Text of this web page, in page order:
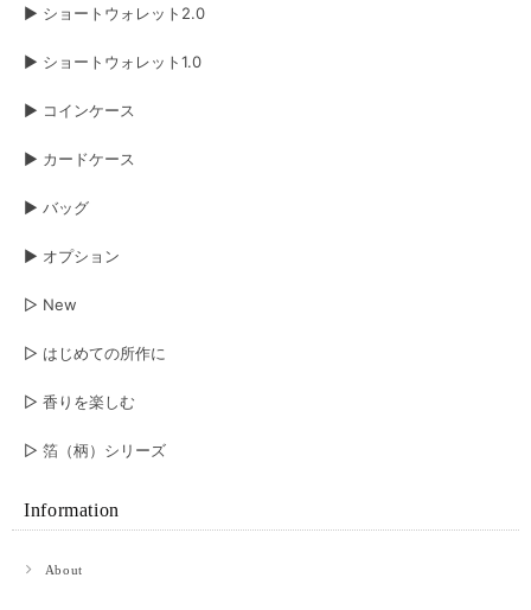
2026/06/15
注文の翌日に手元に届きました。すぐに使いたかったのでこれはとても嬉し
きます
です。 お財布ももちろん良いのですが、梱包がとても素敵でした。プレゼ
▶︎ ショートウォレット2.0
▶︎ ショートウォレット1.0
▶︎ コインケース
▶︎ カードケース
▶︎ バッグ
▶︎ オプション
▷ New
▷ はじめての所作に
▷ 香りを楽しむ
▷ 箔（柄）シリーズ
Information
About